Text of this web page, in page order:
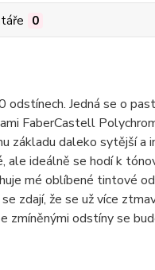
0
Jedná se o
FaberCastell
daleko sytější a
ale ideálně se hodí k
mé oblíbené tintové
zdají, že se už více
odstíny se